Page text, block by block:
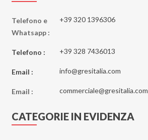
Telefono e
Whatsapp :
+39 320 1396306
Telefono : +39 328 7436013
Email : info@gresitalia.com
Email : commerciale@gresitalia.com
CATEGORIE IN EVIDENZA